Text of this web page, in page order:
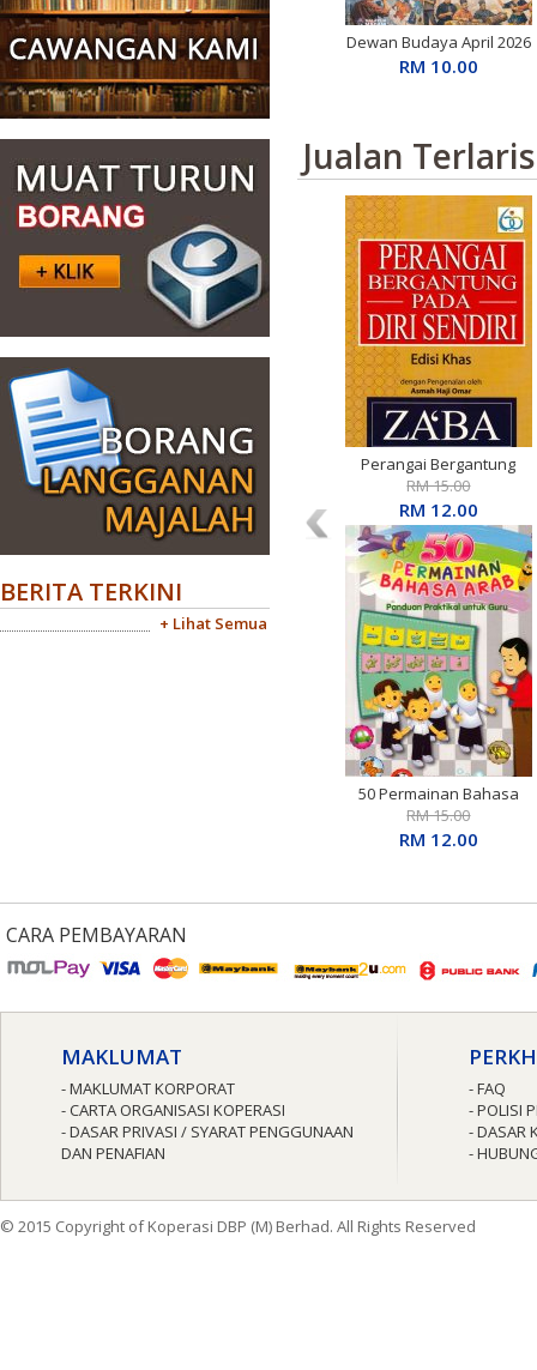
BERITA TERKINI
+ Lihat Semua
Dewan Budaya April 2026
RM 10.00
Jualan Terlaris
Perangai Bergantung
Pada Diri Sendiri Edisi
Khas
RM 15.00
RM 12.00
50 Permainan Bahasa
Arab: Panduan Praktikal
untuk Guru
RM 15.00
RM 12.00
CARA PEMBAYARAN
MAKLUMAT
- MAKLUMAT KORPORAT
- CARTA ORGANISASI KOPERASI
- DASAR PRIVASI / SYARAT PENGGUNAAN
DAN PENAFIAN
- FAQ
- POLISI
- DASAR
-
© 2015 Copyright of Koperasi DBP (M) Berhad. All Rights Reserved